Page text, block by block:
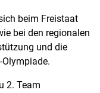
beim Freistaat
bei den regionalen
und die
2. Team